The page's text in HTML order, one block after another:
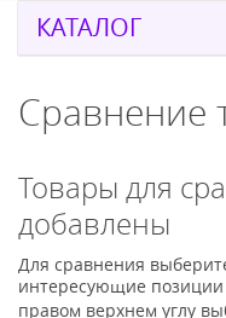
КАТАЛОГ
Сравнение
Товары для
добавлены
Для сравнения
интересующие позиции
правом верхнем углу